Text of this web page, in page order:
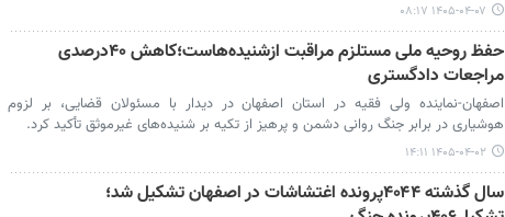
۱۴۰۵-۰۴-۰۷ ۰۸:۱۷
حفظ روحیه ملی مستلزم مراقبت ازشنیده‌هاست؛کاهش ۴۰درصدی
مراجعات دادگستری
اصفهان-نماینده ولی فقیه در استان اصفهان در دیدار با مسئولان قضایی، بر لزوم
هوشیاری در برابر جنگ روانی دشمن و پرهیز از تکیه بر شنیده‌های غیرموثق تأکید کرد.
۱۴۰۵-۰۴-۰۲ ۱۴:۱۱
سال گذشته ۴۰۴۴پرونده اغتشاشات در اصفهان تشکیل شد؛